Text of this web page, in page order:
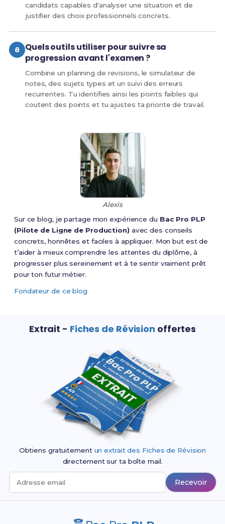
candidats capables d'analyser une situation et de
justifier des choix professionnels concrets.
Quels outils utiliser pour suivre sa
progression avant l'examen ?
Combine un planning de revisions, le simulateur de
notes, des sujets types et un suivi des erreurs
recurrentes. Tu identifies ainsi les points faibles qui
coutent des points et tu ajustes ta priorite de travail.
Alexis
Sur ce blog, je partage mon expérience du Bac Pro PLP
(Pilote de Ligne de Production) avec des conseils
concrets, honnêtes et faciles à appliquer. Mon but est de
t’aider à mieux comprendre les attentes du diplôme, à
progresser plus sereinement et à te sentir vraiment prêt
pour ton futur métier.
Fondateur de ce blog
Extrait - Fiches de Révision offertes
Obtiens gratuitement un extrait des Fiches de Révision
directement sur ta boîte mail.
Adresse email Recevoir